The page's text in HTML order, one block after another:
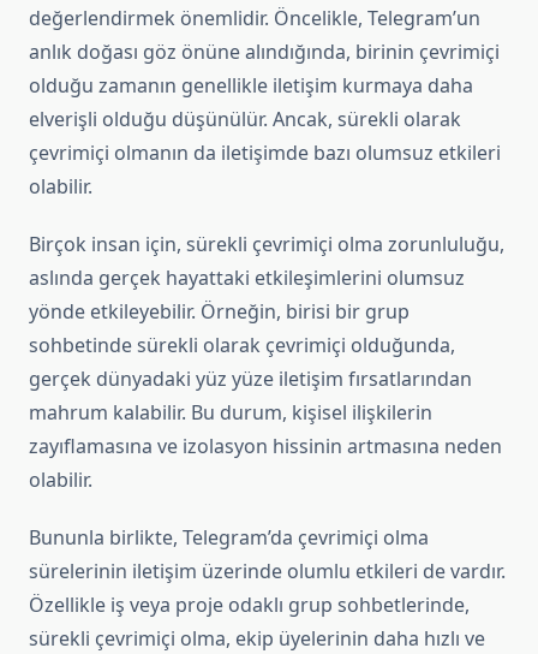
değerlendirmek önemlidir. Öncelikle, Telegram’un
anlık doğası göz önüne alındığında, birinin çevrimiçi
olduğu zamanın genellikle iletişim kurmaya daha
elverişli olduğu düşünülür. Ancak, sürekli olarak
çevrimiçi olmanın da iletişimde bazı olumsuz etkileri
olabilir.
Birçok insan için, sürekli çevrimiçi olma zorunluluğu,
aslında gerçek hayattaki etkileşimlerini olumsuz
yönde etkileyebilir. Örneğin, birisi bir grup
sohbetinde sürekli olarak çevrimiçi olduğunda,
gerçek dünyadaki yüz yüze iletişim fırsatlarından
mahrum kalabilir. Bu durum, kişisel ilişkilerin
zayıflamasına ve izolasyon hissinin artmasına neden
olabilir.
Bununla birlikte, Telegram’da çevrimiçi olma
sürelerinin iletişim üzerinde olumlu etkileri de vardır.
Özellikle iş veya proje odaklı grup sohbetlerinde,
sürekli çevrimiçi olma, ekip üyelerinin daha hızlı ve